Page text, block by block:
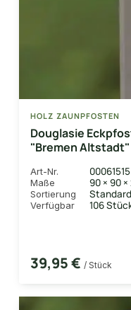
HOLZ ZAUNPFOSTEN
Douglasie
"Bremen Altstadt"
Art-Nr. 00061515
Maße 90 × 90
Sortierung Standard
Verfügbar 106
39,95 € / Stück